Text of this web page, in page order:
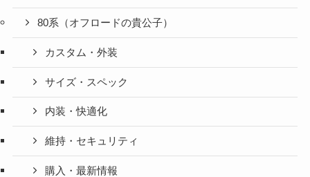
80系（オフロードの貴公子）
カスタム・外装
サイズ・スペック
内装・快適化
維持・セキュリティ
購入・最新情報